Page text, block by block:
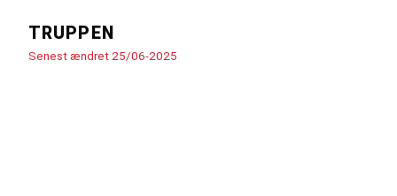
TRUPPEN
Senest ændret 25/06-2025